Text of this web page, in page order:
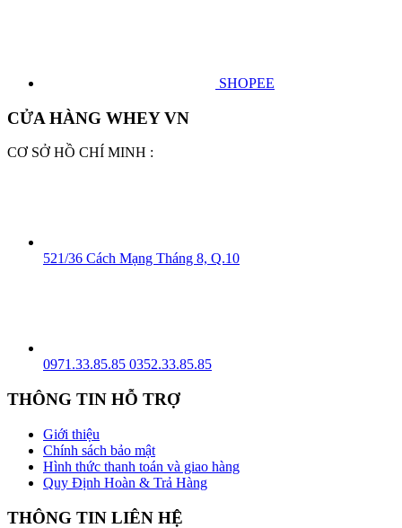
SHOPEE
CỬA HÀNG WHEY VN
CƠ SỞ HỒ CHÍ MINH :
521/36 Cách Mạng Tháng 8, Q.10
0971.33.85.85 0352.33.85.85
THÔNG TIN HỖ TRỢ
Giới thiệu
Chính sách bảo mật
Hình thức thanh toán và giao hàng
Quy Định Hoàn & Trả Hàng
THÔNG TIN LIÊN HỆ